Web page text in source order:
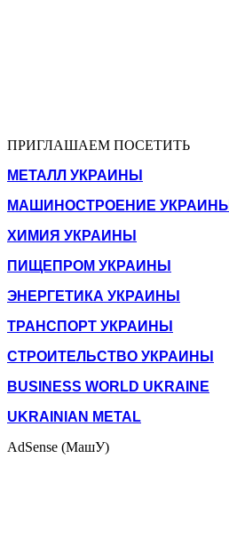
ПРИГЛАШАЕМ ПОСЕТИТЬ
МЕТАЛЛ УКРАИНЫ
МАШИНОСТРОЕНИЕ УКРАИНЫ
ХИМИЯ УКРАИНЫ
ПИЩЕПРОМ УКРАИНЫ
ЭНЕРГЕТИКА УКРАИНЫ
ТРАНСПОРТ УКРАИНЫ
СТРОИТЕЛЬСТВО УКРАИНЫ
BUSINESS WORLD UKRAINE
UKRAINIAN METAL
AdSense (МашУ)